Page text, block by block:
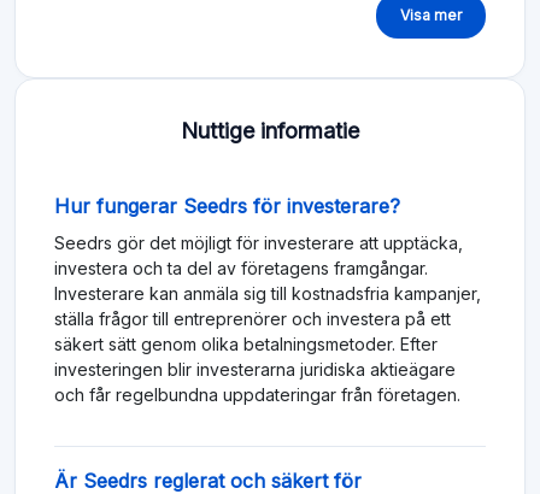
Visa mer
Nuttige informatie
Hur fungerar Seedrs för investerare?
Seedrs gör det möjligt för investerare att upptäcka,
investera och ta del av företagens framgångar.
Investerare kan anmäla sig till kostnadsfria kampanjer,
ställa frågor till entreprenörer och investera på ett
säkert sätt genom olika betalningsmetoder. Efter
investeringen blir investerarna juridiska aktieägare
och får regelbundna uppdateringar från företagen.
Är Seedrs reglerat och säkert för